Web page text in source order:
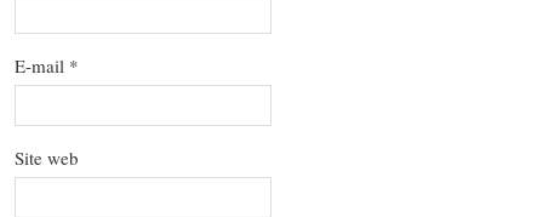
E-mail *
Site web